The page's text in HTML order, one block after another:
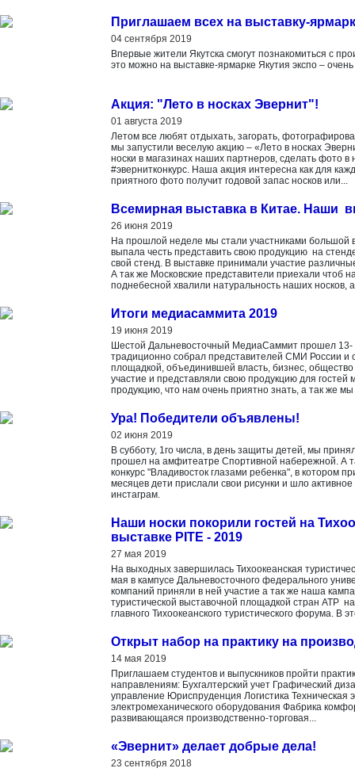
Приглашаем всех на выставку-
04 сентября 2019
Впервые жители Якутска смогут познакомиться с
это можно на выставке-ярмарке Якутия экспо –
Акция: "Лето в носках Эвернит"!
01 августа 2019
Летом все любят отдыхать, загорать,
мы запустили веселую акцию – «Лето в носках
носки в магазинах наших партнеров, сделать фото в
#эвернитконкурс. Наша акция интересна как для
приятного фото получит годовой запас носков или...
Всемирная выставка в Китае. Наши
26 июня 2019
На прошлой неделе мы стали участниками большой
выпала честь представить свою продукцию на
свой стенд. В выставке принимали участие
А так же Московские представители приехали чтоб
поднебесной хвалили натуральность наших носков,
Итоги медиасаммита 2019
19 июня 2019
Шестой Дальневосточный МедиаСаммит прошел
традиционно собрал представителей СМИ России
площадкой, объединившей власть, бизнес,
участие и представляли свою продукцию для
продукцию, что нам очень приятно знать, а так же
Ура! Победители объявлены!
02 июня 2019
В субботу, 1го числа, в день защиты детей, мы
прошел на амфитеатре Спортивной набережной. А
конкурс "Владивосток глазами ребенка", в котором
месяцев дети прислали свои рисунки и шло
инстаграм.
Наши носки покорили гостей на
выставке PITE - 2019
27 мая 2019
На выходных завершилась Тихоокеанская
мая в кампусе Дальневосточного федерального
компаний приняли в ней участие а так же наша
туристической выставочной площадкой стран АТР
главного Тихоокеанского туристического форума. В
Открыт набор на практику на
14 мая 2019
Приглашаем студентов и выпускников пройти
направлениям: Бухгалтерский учет Графический
управление Юриспруденция Логистика Техническая
электромеханического оборудования Фабрика
развивающаяся производственно-торговая...
«Эвернит» делает добрые дела!
23 сентября 2018